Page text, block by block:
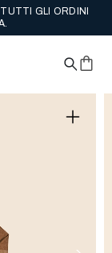
GLI ORDINI